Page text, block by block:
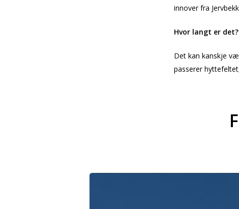
innover fra
Hvor langt er det?
Det kan kanskje
passerer